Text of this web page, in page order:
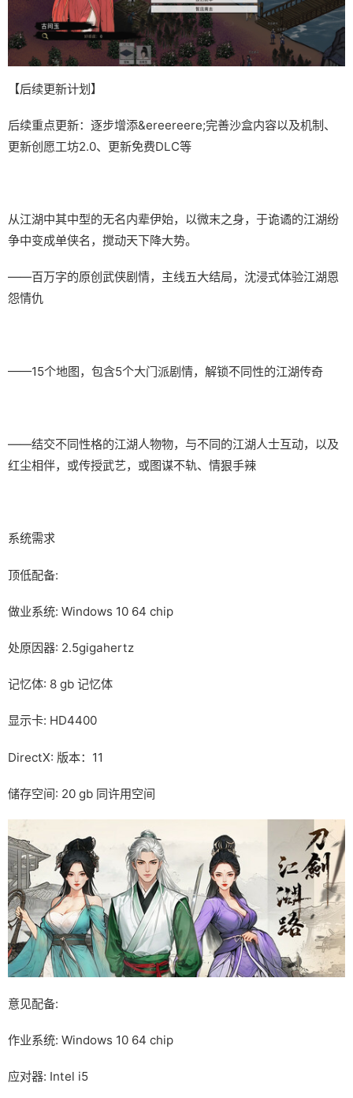
【后续更新计划】
后续重点更新：逐步增添&ereereere;完善沙盒内容以及机制、
更新创愿工坊2.0、更新免费DLC等
从江湖中其中型的无名内辈伊始，以微末之身，于诡谲的江湖纷
争中变成单侠名，搅动天下降大势。
——百万字的原创武侠剧情，主线五大结局，沈浸式体验江湖恩
怨情仇
——15个地图，包含5个大门派剧情，解锁不同性的江湖传奇
——结交不同性格的江湖人物物，与不同的江湖人士互动，以及
红尘相伴，或传授武艺，或图谋不轨、情狠手辣
系统需求
顶低配备:
做业系统: Windows 10 64 chip
处原因器: 2.5gigahertz
记忆体: 8 gb 记忆体
显示卡: HD4400
DirectX: 版本：11
储存空间: 20 gb 同许用空间
意见配备:
作业系统: Windows 10 64 chip
应对器: Intel i5